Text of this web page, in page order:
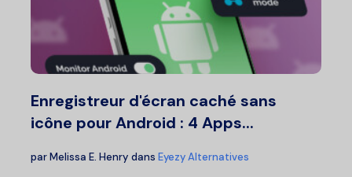
Enregistreur d'écran caché sans
icône pour Android : 4 Apps...
parMelissa E. Henry dans Eyezy Alternatives